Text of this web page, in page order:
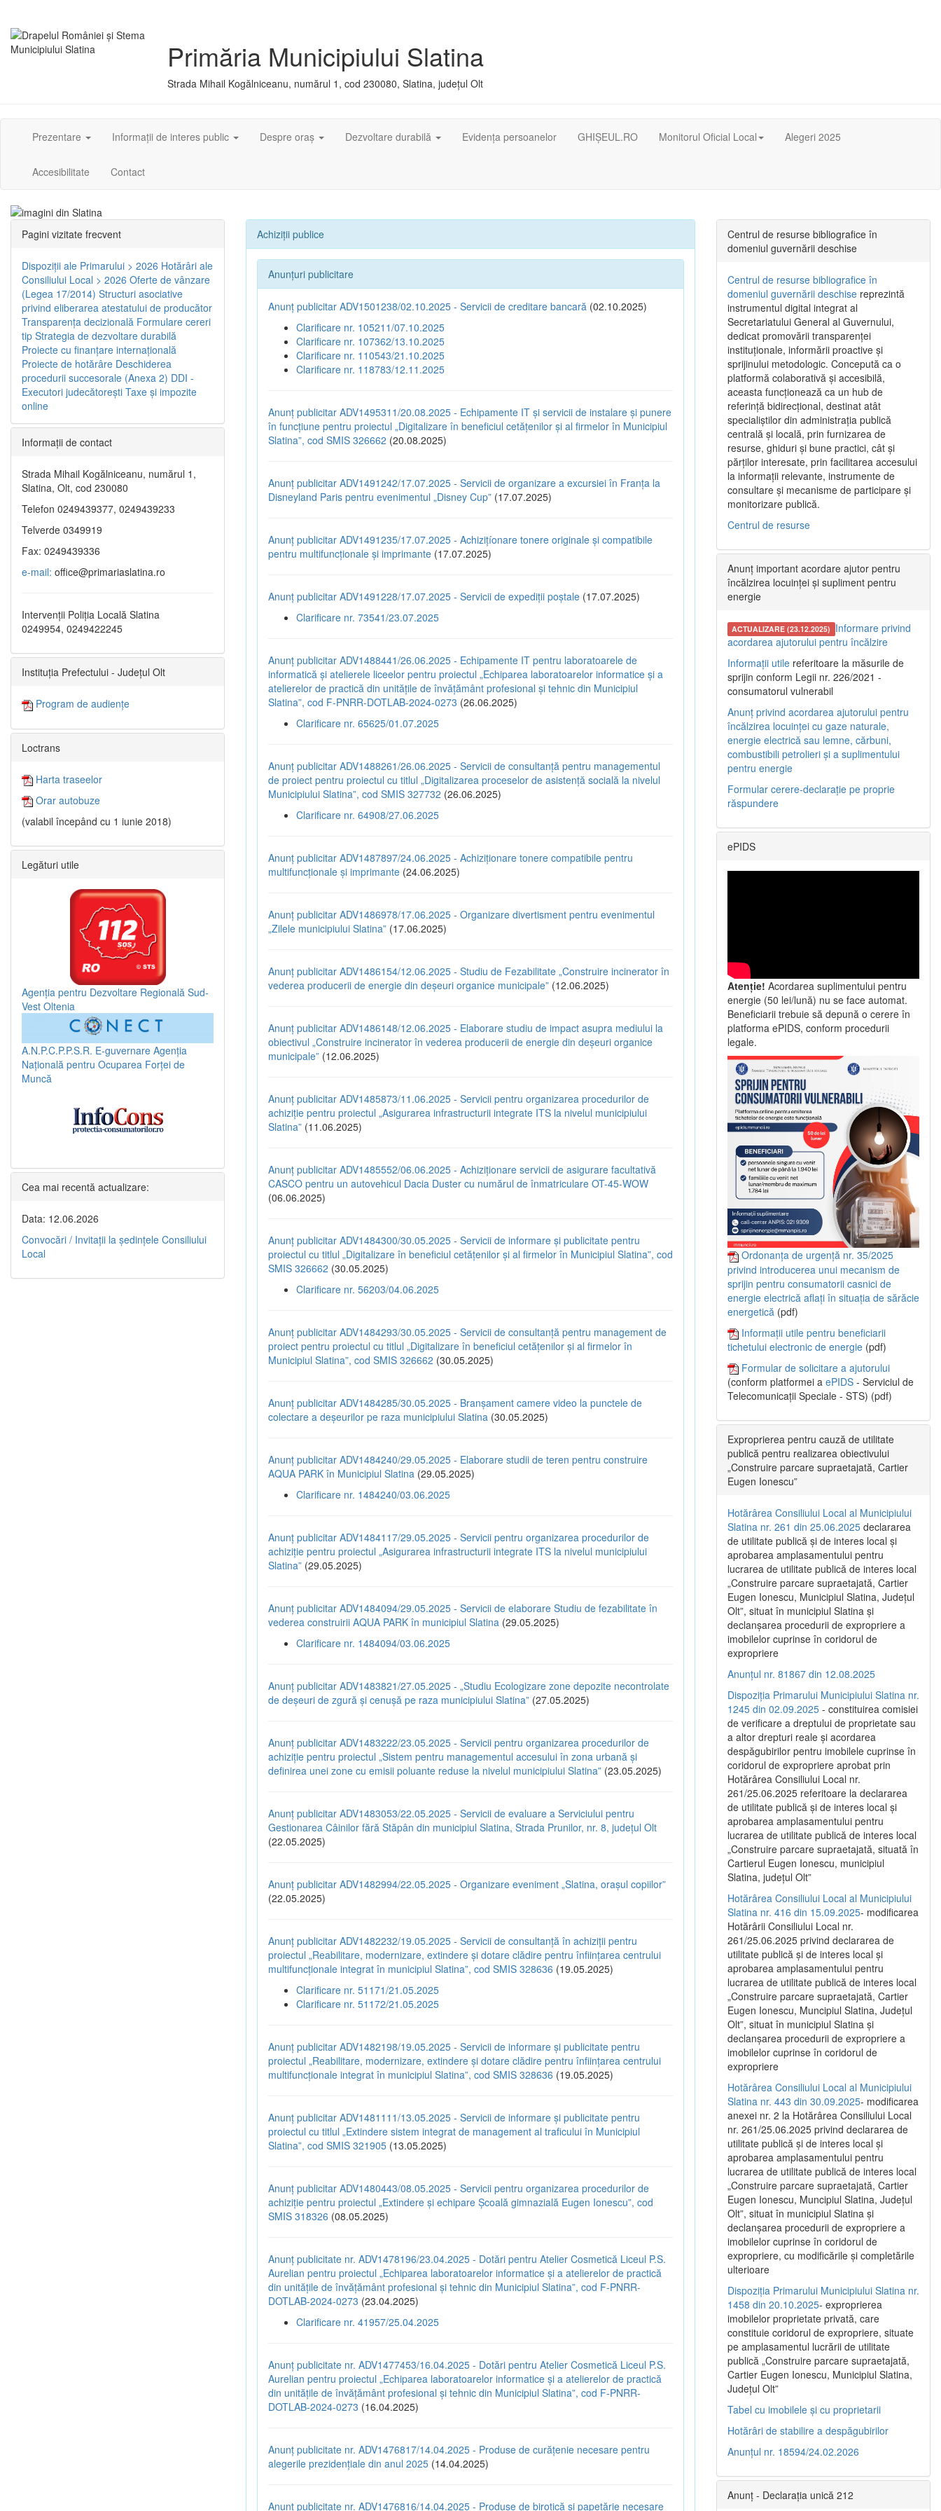
Primăria Municipiului Slatina
Strada Mihail Kogălniceanu, numărul 1, cod 230080, Slatina, județul Olt
Prezentare Informații de interes public Despre oraș Dezvoltare durabilă Evidența persoanelor GHIȘEUL.RO Monitorul Oficial Local Alegeri 2025
Accesibilitate Contact
Achiziții publice
Anunțuri publicitare
Anunț publicitar ADV1501238/02.10.2025 - Servicii de creditare bancară (02.10.2025)
Clarificare nr. 105211/07.10.2025
Clarificare nr. 107362/13.10.2025
Clarificare nr. 110543/21.10.2025
Clarificare nr. 118783/12.11.2025
Anunț publicitar ADV1495311/20.08.2025 - Echipamente IT și servicii de instalare și punere
în funcțiune pentru proiectul „Digitalizare în beneficiul cetățenilor și al firmelor în Municipiul
Slatina”, cod SMIS 326662 (20.08.2025)
Anunț publicitar ADV1491242/17.07.2025 - Servicii de organizare a excursiei în Franța la
Disneyland Paris pentru evenimentul „Disney Cup” (17.07.2025)
Anunț publicitar ADV1491235/17.07.2025 - Achizițíonare tonere originale și compatibile
pentru multifuncționale și imprimante (17.07.2025)
Anunț publicitar ADV1491228/17.07.2025 - Servicii de expediții poștale (17.07.2025)
Clarificare nr. 73541/23.07.2025
Anunț publicitar ADV1488441/26.06.2025 - Echipamente IT pentru laboratoarele de
informatică și atelierele liceelor pentru proiectul „Echiparea laboratoarelor informatice și a
atelierelor de practică din unitățile de învățământ profesional și tehnic din Municipiul
Slatina”, cod F-PNRR-DOTLAB-2024-0273 (26.06.2025)
Clarificare nr. 65625/01.07.2025
Anunț publicitar ADV1488261/26.06.2025 - Servicii de consultanță pentru managementul
de proiect pentru proiectul cu titlul „Digitalizarea proceselor de asistență socială la nivelul
Municipiului Slatina”, cod SMIS 327732 (26.06.2025)
Clarificare nr. 64908/27.06.2025
Anunț publicitar ADV1487897/24.06.2025 - Achiziționare tonere compatibile pentru
multifuncționale și imprimante (24.06.2025)
Anunț publicitar ADV1486978/17.06.2025 - Organizare divertisment pentru evenimentul
„Zilele municipiului Slatina” (17.06.2025)
Anunț publicitar ADV1486154/12.06.2025 - Studiu de Fezabilitate „Construire incinerator în
vederea producerii de energie din deșeuri organice municipale” (12.06.2025)
Anunț publicitar ADV1486148/12.06.2025 - Elaborare studiu de impact asupra mediului la
obiectivul „Construire incinerator în vederea producerii de energie din deșeuri organice
municipale” (12.06.2025)
Anunț publicitar ADV1485873/11.06.2025 - Servicii pentru organizarea procedurilor de
achiziție pentru proiectul „Asigurarea infrastructurii integrate ITS la nivelul municipiului
Slatina” (11.06.2025)
Anunț publicitar ADV1485552/06.06.2025 - Achiziționare servicii de asigurare facultativă
CASCO pentru un autovehicul Dacia Duster cu numărul de înmatriculare OT-45-WOW
(06.06.2025)
Anunț publicitar ADV1484300/30.05.2025 - Servicii de informare și publicitate pentru
proiectul cu titlul „Digitalizare în beneficiul cetățenilor și al firmelor în Municipiul Slatina”, cod
SMIS 326662 (30.05.2025)
Clarificare nr. 56203/04.06.2025
Anunț publicitar ADV1484293/30.05.2025 - Servicii de consultanță pentru management de
proiect pentru proiectul cu titlul „Digitalizare în beneficiul cetățenilor și al firmelor în
Municipiul Slatina”, cod SMIS 326662 (30.05.2025)
Anunț publicitar ADV1484285/30.05.2025 - Branșament camere video la punctele de
colectare a deșeurilor pe raza municipiului Slatina (30.05.2025)
Anunț publicitar ADV1484240/29.05.2025 - Elaborare studii de teren pentru construire
AQUA PARK în Municipiul Slatina (29.05.2025)
Clarificare nr. 1484240/03.06.2025
Anunț publicitar ADV1484117/29.05.2025 - Servicii pentru organizarea procedurilor de
achiziție pentru proiectul „Asigurarea infrastructurii integrate ITS la nivelul municipiului
Slatina” (29.05.2025)
Anunț publicitar ADV1484094/29.05.2025 - Servicii de elaborare Studiu de fezabilitate în
vederea construirii AQUA PARK în municipiul Slatina (29.05.2025)
Clarificare nr. 1484094/03.06.2025
Anunț publicitar ADV1483821/27.05.2025 - „Studiu Ecologizare zone depozite necontrolate
de deșeuri de zgură și cenușă pe raza municipiului Slatina” (27.05.2025)
Anunț publicitar ADV1483222/23.05.2025 - Servicii pentru organizarea procedurilor de
achiziție pentru proiectul „Sistem pentru managementul accesului în zona urbană și
definirea unei zone cu emisii poluante reduse la nivelul municipiului Slatina” (23.05.2025)
Anunț publicitar ADV1483053/22.05.2025 - Servicii de evaluare a Serviciului pentru
Gestionarea Câinilor fără Stăpân din municipiul Slatina, Strada Prunilor, nr. 8, județul Olt
(22.05.2025)
Anunț publicitar ADV1482994/22.05.2025 - Organizare eveniment „Slatina, orașul copiilor”
(22.05.2025)
Anunț publicitar ADV1482232/19.05.2025 - Servicii de consultanță în achiziții pentru
proiectul „Reabilitare, modernizare, extindere și dotare clădire pentru înființarea centrului
multifuncționale integrat în municipiul Slatina”, cod SMIS 328636 (19.05.2025)
Clarificare nr. 51171/21.05.2025
Clarificare nr. 51172/21.05.2025
Anunț publicitar ADV1482198/19.05.2025 - Servicii de informare și publicitate pentru
proiectul „Reabilitare, modernizare, extindere și dotare clădire pentru înființarea centrului
multifuncționale integrat în municipiul Slatina”, cod SMIS 328636 (19.05.2025)
Anunț publicitar ADV1481111/13.05.2025 - Servicii de informare și publicitate pentru
proiectul cu titlul „Extindere sistem integrat de management al traficului în Municipiul
Slatina”, cod SMIS 321905 (13.05.2025)
Anunț publicitar ADV1480443/08.05.2025 - Servicii pentru organizarea procedurilor de
achiziție pentru proiectul „Extindere și echipare Școală gimnazială Eugen Ionescu”, cod
SMIS 318326 (08.05.2025)
Anunț publicitate nr. ADV1478196/23.04.2025 - Dotări pentru Atelier Cosmetică Liceul P.S.
Aurelian pentru proiectul „Echiparea laboratoarelor informatice și a atelierelor de practică
din unitățile de învățământ profesional și tehnic din Municipiul Slatina”, cod F-PNRR-
DOTLAB-2024-0273 (23.04.2025)
Clarificare nr. 41957/25.04.2025
Anunț publicitate nr. ADV1477453/16.04.2025 - Dotări pentru Atelier Cosmetică Liceul P.S.
Aurelian pentru proiectul „Echiparea laboratoarelor informatice și a atelierelor de practică
din unitățile de învățământ profesional și tehnic din Municipiul Slatina”, cod F-PNRR-
DOTLAB-2024-0273 (16.04.2025)
Anunț publicitate nr. ADV1476817/14.04.2025 - Produse de curățenie necesare pentru
alegerile prezidențiale din anul 2025 (14.04.2025)
Anunț publicitate nr. ADV1476816/14.04.2025 - Produse de birotică și papetărie necesare
Pagini vizitate frecvent
Dispoziţii ale Primarului > 2026 Hotărâri ale
Consiliului Local > 2026 Oferte de vânzare
(Legea 17/2014) Structuri asociative
privind eliberarea atestatului de producător
Transparenţa decizională Formulare cereri
tip Strategia de dezvoltare durabilă
Proiecte cu finanţare internaţională
Proiecte de hotărâre Deschiderea
procedurii succesorale (Anexa 2) DDI -
Executori judecătorești Taxe şi impozite
online
Informaţii de contact
Strada Mihail Kogălniceanu, numărul 1,
Slatina, Olt, cod 230080
Telefon 0249439377, 0249439233
Telverde 0349919
Fax: 0249439336
e-mail: office@primariaslatina.ro
Intervenții Poliția Locală Slatina
0249954, 0249422245
Instituția Prefectului - Județul Olt
Program de audiențe
Loctrans
Harta traseelor
Orar autobuze
(valabil începând cu 1 iunie 2018)
Legături utile
Agenția pentru Dezvoltare Regională Sud-
Vest Oltenia
A.N.P.C.P.P.S.R. E-guvernare Agenția
Națională pentru Ocuparea Forței de
Muncă
Cea mai recentă actualizare:
Data: 12.06.2026
Convocări / Invitaţii la şedinţele Consiliului
Local
Centrul de resurse bibliografice în
domeniul guvernării deschise
Centrul de resurse bibliografice în
domeniul guvernării deschise reprezintă
instrumentul digital integrat al
Secretariatului General al Guvernului,
dedicat promovării transparenței
instituționale, informării proactive și
sprijinului metodologic. Concepută ca o
platformă colaborativă și accesibilă,
aceasta funcționează ca un hub de
referință bidirecțional, destinat atât
specialiștilor din administrația publică
centrală și locală, prin furnizarea de
resurse, ghiduri și bune practici, cât și
părților interesate, prin facilitarea accesului
la informații relevante, instrumente de
consultare și mecanisme de participare și
monitorizare publică.
Centrul de resurse
Anunț important acordare ajutor pentru
încălzirea locuinței și supliment pentru
energie
ACTUALIZARE (23.12.2025) Informare privind
acordarea ajutorului pentru încălzire
Informații utile referitoare la măsurile de
sprijin conform Legii nr. 226/2021 -
consumatorul vulnerabil
Anunț privind acordarea ajutorului pentru
încălzirea locuinței cu gaze naturale,
energie electrică sau lemne, cărbuni,
combustibili petrolieri și a suplimentului
pentru energie
Formular cerere-declarație pe proprie
răspundere
ePIDS
Atenție! Acordarea suplimentului pentru
energie (50 lei/lună) nu se face automat.
Beneficiarii trebuie să depună o cerere în
platforma ePIDS, conform procedurii
legale.
Ordonanța de urgență nr. 35/2025
privind introducerea unui mecanism de
sprijin pentru consumatorii casnici de
energie electrică aflați în situația de sărăcie
energetică (pdf)
Informații utile pentru beneficiarii
tichetului electronic de energie (pdf)
Formular de solicitare a ajutorului
(conform platformei a ePIDS - Serviciul de
Telecomunicații Speciale - STS) (pdf)
Exproprierea pentru cauză de utilitate
publică pentru realizarea obiectivului
„Construire parcare supraetajată, Cartier
Eugen Ionescu”
Hotărârea Consiliului Local al Municipiului
Slatina nr. 261 din 25.06.2025 declararea
de utilitate publică și de interes local și
aprobarea amplasamentului pentru
lucrarea de utilitate publică de interes local
„Construire parcare supraetajată, Cartier
Eugen Ionescu, Municipiul Slatina, Județul
Olt”, situat în municipiul Slatina și
declanșarea procedurii de expropriere a
imobilelor cuprinse în coridorul de
expropriere
Anunțul nr. 81867 din 12.08.2025
Dispoziția Primarului Municipiului Slatina nr.
1245 din 02.09.2025 - constituirea comisiei
de verificare a dreptului de proprietate sau
a altor drepturi reale și acordarea
despăgubirilor pentru imobilele cuprinse în
coridorul de expropriere aprobat prin
Hotărârea Consiliului Local nr.
261/25.06.2025 referitoare la declararea
de utilitate publică și de interes local și
aprobarea amplasamentului pentru
lucrarea de utilitate publică de interes local
„Construire parcare supraetajată, situată în
Cartierul Eugen Ionescu, municipiul
Slatina, județul Olt”
Hotărârea Consiliului Local al Municipiului
Slatina nr. 416 din 15.09.2025- modificarea
Hotărârii Consiliului Local nr.
261/25.06.2025 privind declararea de
utilitate publică și de interes local și
aprobarea amplasamentului pentru
lucrarea de utilitate publică de interes local
„Construire parcare supraetajată, Cartier
Eugen Ionescu, Muncipiul Slatina, Județul
Olt”, situat în municipiul Slatina și
declanșarea procedurii de expropriere a
imobilelor cuprinse în coridorul de
expropriere
Hotărârea Consiliului Local al Municipiului
Slatina nr. 443 din 30.09.2025- modificarea
anexei nr. 2 la Hotărârea Consiliului Local
nr. 261/25.06.2025 privind declararea de
utilitate publică şi de interes local şi
aprobarea amplasamentului pentru
lucrarea de utilitate publică de interes local
„Construire parcare supraetajată, Cartier
Eugen Ionescu, Muncipiul Slatina, Judeţul
Olt”, situat în municipiul Slatina şi
declanşarea procedurii de expropriere a
imobilelor cuprinse în coridorul de
expropriere, cu modificările şi completările
ulterioare
Dispoziția Primarului Municipiului Slatina nr.
1458 din 20.10.2025- exproprierea
imobilelor proprietate privată, care
constituie coridorul de expropriere, situate
pe amplasamentul lucrării de utilitate
publică „Construire parcare supraetajată,
Cartier Eugen Ionescu, Municipiul Slatina,
Județul Olt”
Tabel cu imobilele și cu proprietarii
Hotărâri de stabilire a despăgubirilor
Anunțul nr. 18594/24.02.2026
Anunț - Declarația unică 212